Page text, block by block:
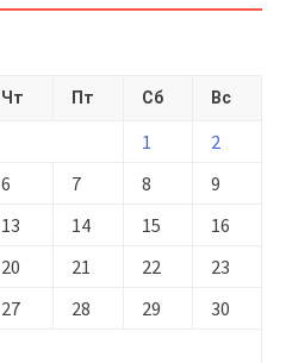
Чт Пт Сб Вс
1
2
6 7 8
9
13 14 15
16
20 21 22
23
27 28 29
30